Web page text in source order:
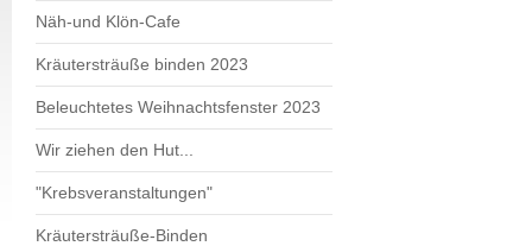
Näh-und Klön-Cafe
Kräutersträuße binden 2023
Beleuchtetes Weihnachtsfenster 2023
Wir ziehen den Hut...
"Krebsveranstaltungen"
Kräutersträuße-Binden